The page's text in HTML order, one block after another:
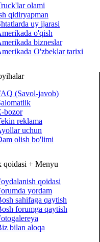
olami
qidiryapman
uy ijarasi
o'qish
bizneslar
O'zbeklar tarixi
(Savol-javob)
bozor
reklama
uchun
olish bo'limi
qoidasi + Menyu
qoidasi
yordam
sahifaga qaytish
forumga qaytish
bilan aloqa